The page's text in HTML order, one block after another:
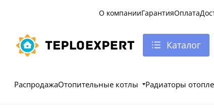
О компанииГарантияОплата
Каталог
РаспродажаОтопительные котлы Радиаторы